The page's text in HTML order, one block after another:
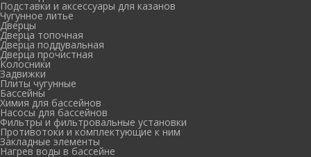
Подставки и аксессуары для казанов
Чугунное литье
Дверцы
Дверца топочная
Дверца поддувальная
Дверца прочистная
Колосники
Задвижки
Плиты чугунные
Бассейны
Химия для бассейнов
Насосы для бассейнов
Фильтры и фильтровальные установки
Противотоки и комплектующие к ним
Закладные элементы
Нагрев воды в бассейне